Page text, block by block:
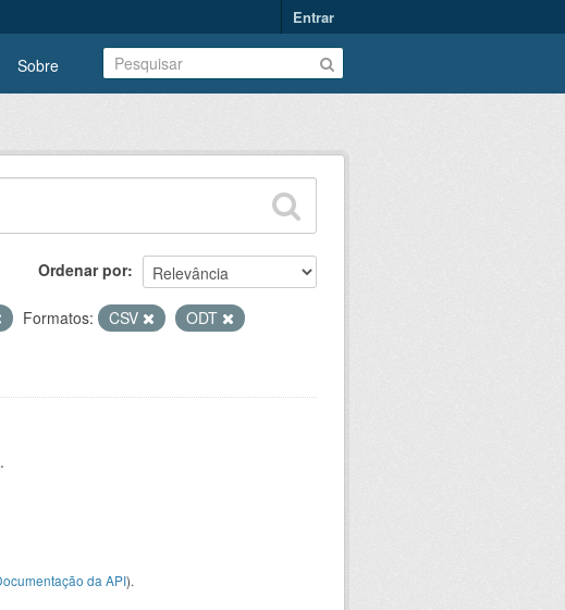
Entrar
Sobre
Ordenar por
Formatos: CSV
ODT
da API).